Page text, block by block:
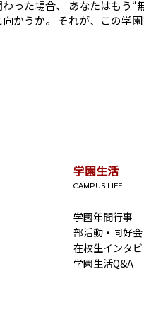
った場合、
あなたはもう“
かうか。 それが、この学園
学園生活
CAMPUS LIFE
学園年間行事
部活動・同好会
在校生インタ
学園生活Q&A